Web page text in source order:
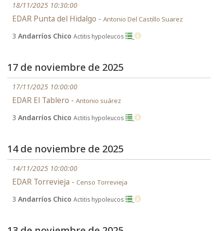
18/11/2025 10:30:00
EDAR Punta del Hidalgo - Antonio Del Castillo Suarez
3 Andarríos Chico Actitis hypoleucos
17 de noviembre de 2025
17/11/2025 10:00:00
EDAR El Tablero - Antonio suárez
3 Andarríos Chico Actitis hypoleucos
14 de noviembre de 2025
14/11/2025 10:00:00
EDAR Torrevieja - Censo Torrevieja
3 Andarríos Chico Actitis hypoleucos